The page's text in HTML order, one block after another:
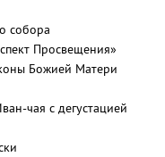
собора
Просвещения»
Божией Матери
чая с дегустацией